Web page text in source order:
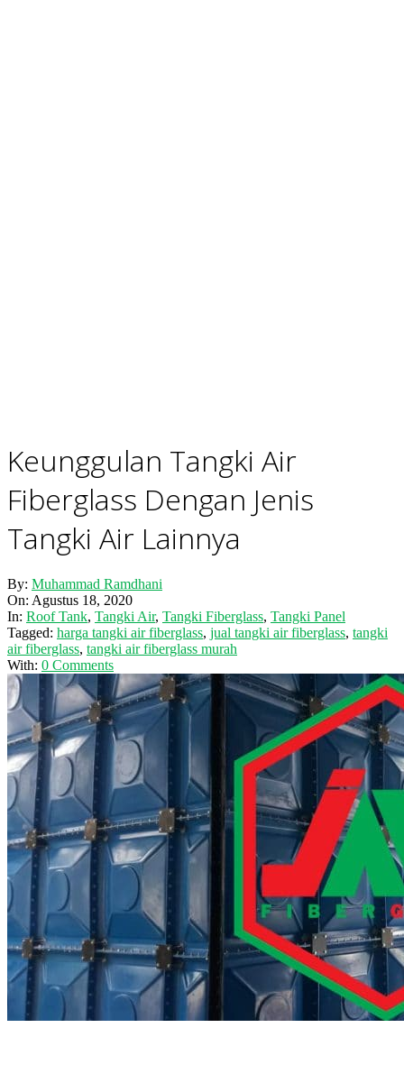
Keunggulan Tangki Air
Fiberglass Dengan Jenis
Tangki Air Lainnya
By: Muhammad Ramdhani
On: Agustus 18, 2020
In: Roof Tank, Tangki Air, Tangki Fiberglass, Tangki Panel
Tagged: harga tangki air fiberglass, jual tangki air fiberglass, tangki
air fiberglass, tangki air fiberglass murah
With: 0 Comments